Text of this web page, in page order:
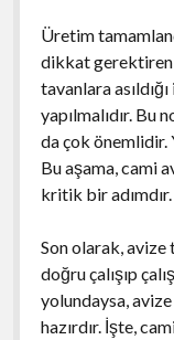
Üretim
dikkat gerektiren
tavanlara
yapılmalıdır. Bu
da çok önemlidir.
Bu aşama, cami
kritik bir adımdır.
Son olarak, avize
doğru çalışıp
yolundaysa,
hazırdır. İşte,